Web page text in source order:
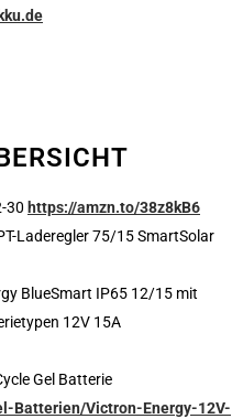
30 https://amzn.to/38z8kB6
Laderegler 75/15 SmartSolar
BlueSmart IP65 12/15 mit
12V 15A
Gel Batterie
Batterien/Victron-Energy-12V-